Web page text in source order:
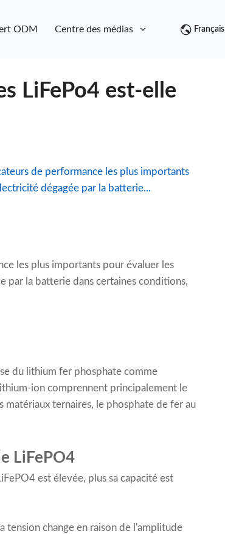
ODM Centre des médias ContactFrançais
LiFePo4 est-elle
de performance les plus importants
dégagée par la batterie...
les plus importants pour évaluer les
par la batterie dans certaines conditions,
du lithium fer phosphate comme
ion comprennent principalement le
ternaires, le phosphate de fer au
LiFePO4
est élevée, plus sa capacité est
tension change en raison de l'amplitude